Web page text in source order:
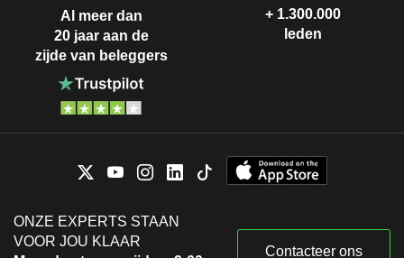
Al meer dan
20 jaar aan de
zijde van beleggers
+ 1.300.000
leden
ONZE EXPERTS STAAN
VOOR JOU KLAAR
Contacteer ons